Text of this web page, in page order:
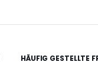
HÄUFIG GESTELLTE